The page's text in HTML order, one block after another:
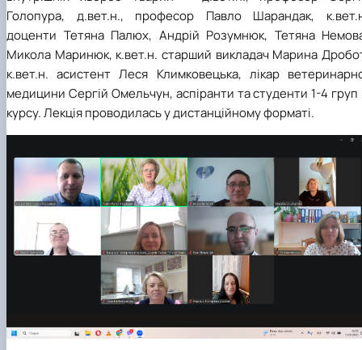
Голопура, д.вет.н., професор Павло Шарандак,
доценти Тетяна Палюх, Андрій Розумнюк, Тетяна
Микола Маринюк, к.вет.н. старший викладач Марина
к.вет.н. асистент Леся Климковецька, лікар
медицини Сергій Омельчун, аспіранти та студенти 1-4 груп
курсу. Лекція проводилась у дистанційному форматі.